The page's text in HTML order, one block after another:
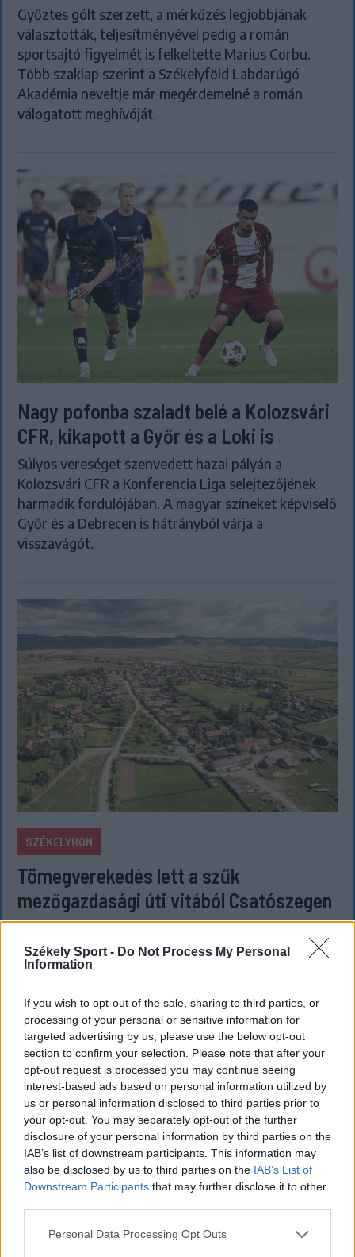
Székely Sport - Do Not Process My Personal
Information
If you wish to opt-out of the sale, sharing to third parties, or
processing of your personal or sensitive information for
targeted advertising by us, please use the below opt-out
section to confirm your selection. Please note that after your
opt-out request is processed you may continue seeing
interest-based ads based on personal information utilized by
us or personal information disclosed to third parties prior to
your opt-out. You may separately opt-out of the further
disclosure of your personal information by third parties on the
IAB’s list of downstream participants. This information may
also be disclosed by us to third parties on the IAB’s List of
Downstream Participants that may further disclose it to other
Personal Data Processing Opt Outs
Győztes gólt szerzett, a mérkőzés legjobbjának
választották, teljesítményével pedig a román
sportsajtó figyelmét is felkeltette Marius Corbu.
Több szaklap szerint a Székelyföld Labdarúgó
Akadémia neveltje már megérdemelné a román
válogatott meghívóját.
Nagy pofonba szaladt belé a Kolozsvári
CFR, kikapott a Győr és a Loki is
Súlyos vereséget szenvedett hazai pályán a
Kolozsvári CFR a Konferencia Liga selejtezőjének
harmadik fordulójában. A magyar színeket képviselő
Győr és a Debrecen is hátrányból várja a
visszavágót.
SZÉKELYHON
Tömegverekedés lett a szűk
mezőgazdasági úti vitából Csatószegen
Kórházba szállítottak több embert, mezőgazdasági
munkagépek rongálódtak meg, és ideiglenes védelmi
rendeleteket is kibocsátottak azután, hogy szombat
elsőbbségadási vita nyomán.